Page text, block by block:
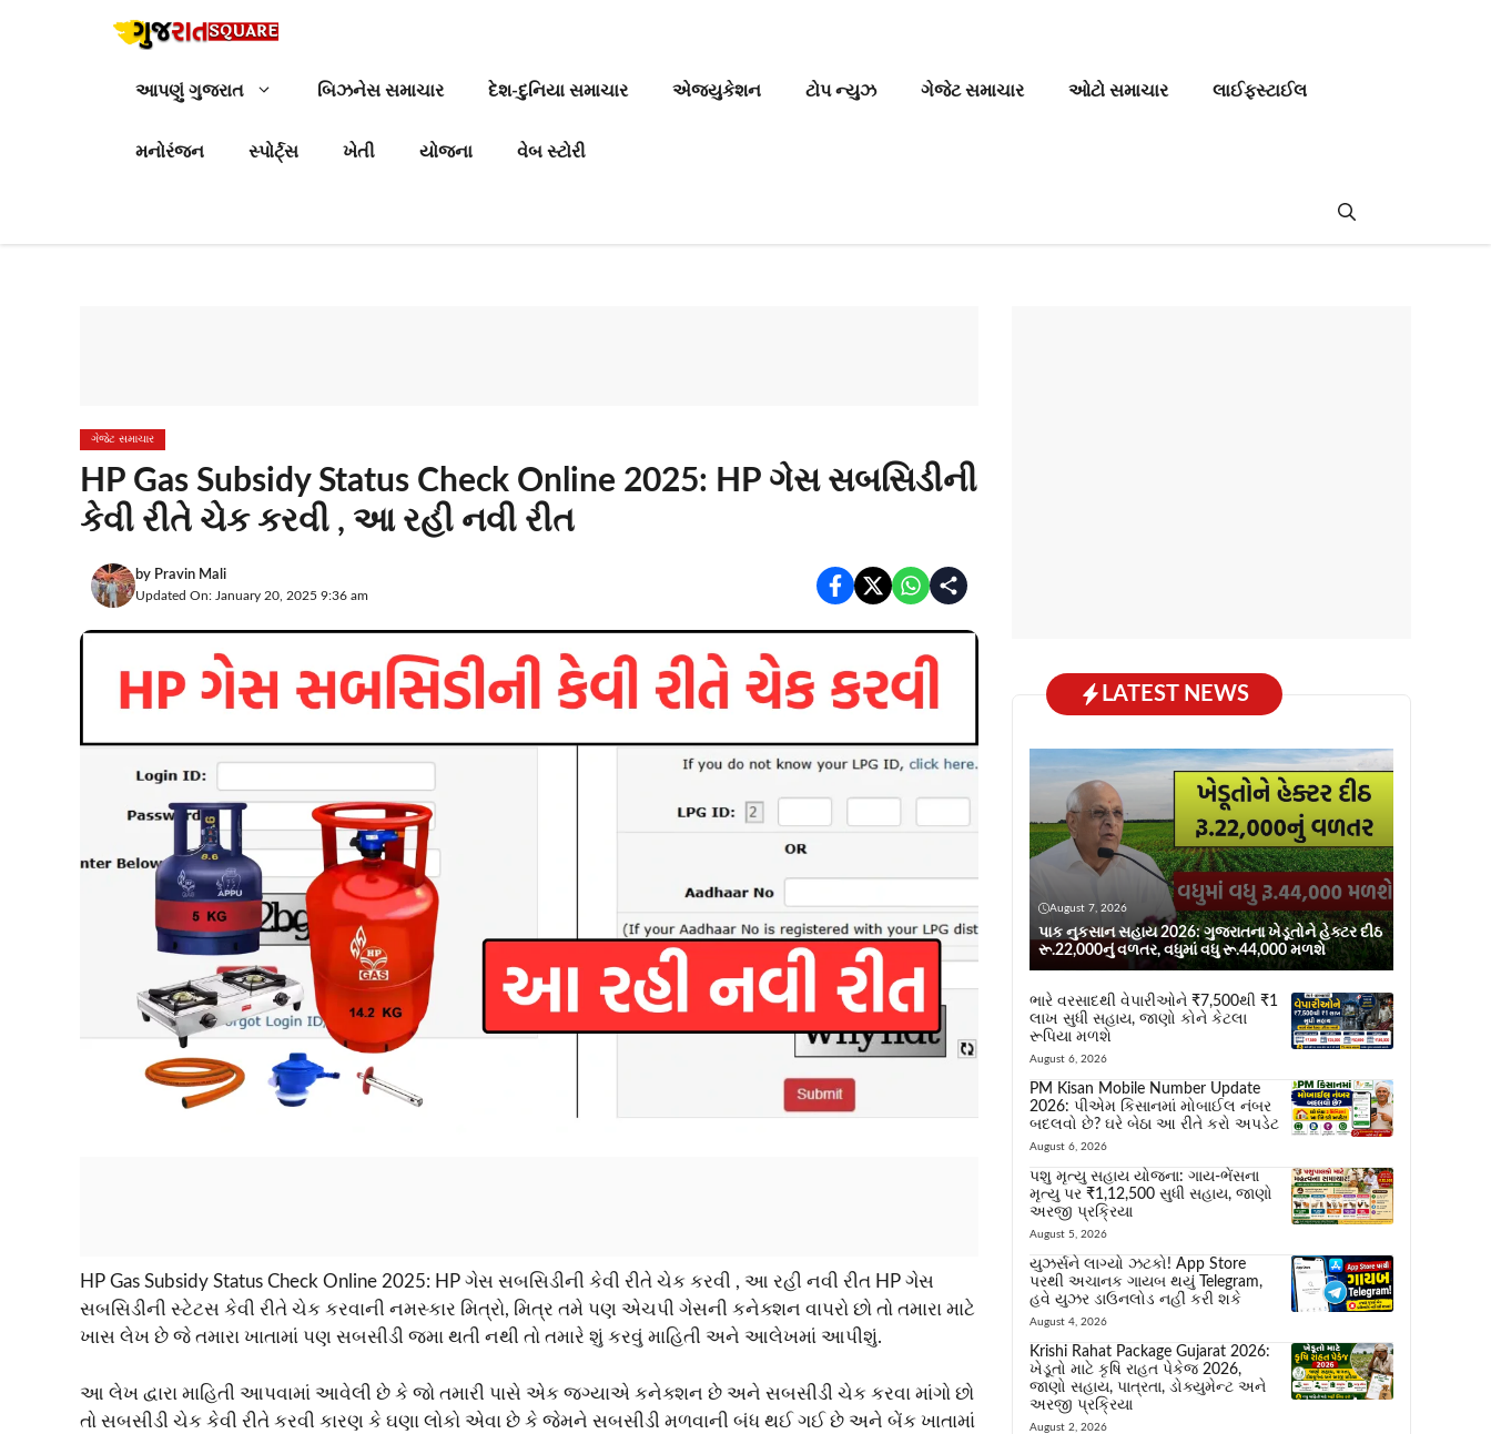
આપણું ગુજરાત બિઝનેસ સમાચાર દેશ-દુનિયા સમાચાર એજ્યુકેશન ટોપ ન્યુઝ ગેજેટ સમાચાર ઓટો સમાચાર લાઈફસ્ટાઈલ
મનોરંજન સ્પોર્ટ્સ ખેતી યોજના વેબ સ્ટોરી
ગેજેટ સમાચાર
HP Gas Subsidy Status Check Online 2025: HP ગેસ સબસિડીની
કેવી રીતે ચેક કરવી , આ રહી નવી રીત
by Pravin Mali
Updated On: January 20, 2025 9:36 am
HP Gas Subsidy Status Check Online 2025: HP ગેસ સબસિડીની કેવી રીતે ચેક કરવી , આ રહી નવી રીત HP ગેસ
સબસિડીની સ્ટેટસ કેવી રીતે ચેક કરવાની નમસ્કાર મિત્રો, મિત્ર તમે પણ એચપી ગેસની કનેક્શન વાપરો છો તો તમારા માટે
ખાસ લેખ છે જે તમારા ખાતામાં પણ સબસીડી જમા થતી નથી તો તમારે શું કરવું માહિતી અને આલેખમાં આપીશું.
આ લેખ દ્વારા માહિતી આપવામાં આવેલી છે કે જો તમારી પાસે એક જગ્યાએ કનેક્શન છે અને સબસીડી ચેક કરવા માંગો છો
તો સબસીડી ચેક કેવી રીતે કરવી કારણ કે ઘણા લોકો એવા છે કે જેમને સબસીડી મળવાની બંધ થઈ ગઈ છે અને બેંક ખાતામાં
LATEST NEWS
August 7, 2026
પાક નુકસાન સહાય 2026: ગુજરાતના ખેડૂતોને હેક્ટર દીઠ
રૂ.22,000નું વળતર, વધુમાં વધુ રૂ.44,000 મળશે
ભારે વરસાદથી વેપારીઓને ₹7,500થી ₹1
લાખ સુધી સહાય, જાણો કોને કેટલા
રૂપિયા મળશે
August 6, 2026
PM Kisan Mobile Number Update
2026: પીએમ કિસાનમાં મોબાઈલ નંબર
બદલવો છે? ઘરે બેઠા આ રીતે કરો અપડેટ
August 6, 2026
પશુ મૃત્યુ સહાય યોજના: ગાય-ભેંસના
મૃત્યુ પર ₹1,12,500 સુધી સહાય, જાણો
અરજી પ્રક્રિયા
August 5, 2026
યુઝર્સને લાગ્યો ઝટકો! App Store
પરથી અચાનક ગાયબ થયું Telegram,
હવે યુઝર ડાઉનલોડ નહીં કરી શકે
August 4, 2026
Krishi Rahat Package Gujarat 2026:
ખેડૂતો માટે કૃષિ રાહત પેકેજ 2026,
જાણો સહાય, પાત્રતા, ડોક્યુમેન્ટ અને
અરજી પ્રક્રિયા
August 2, 2026